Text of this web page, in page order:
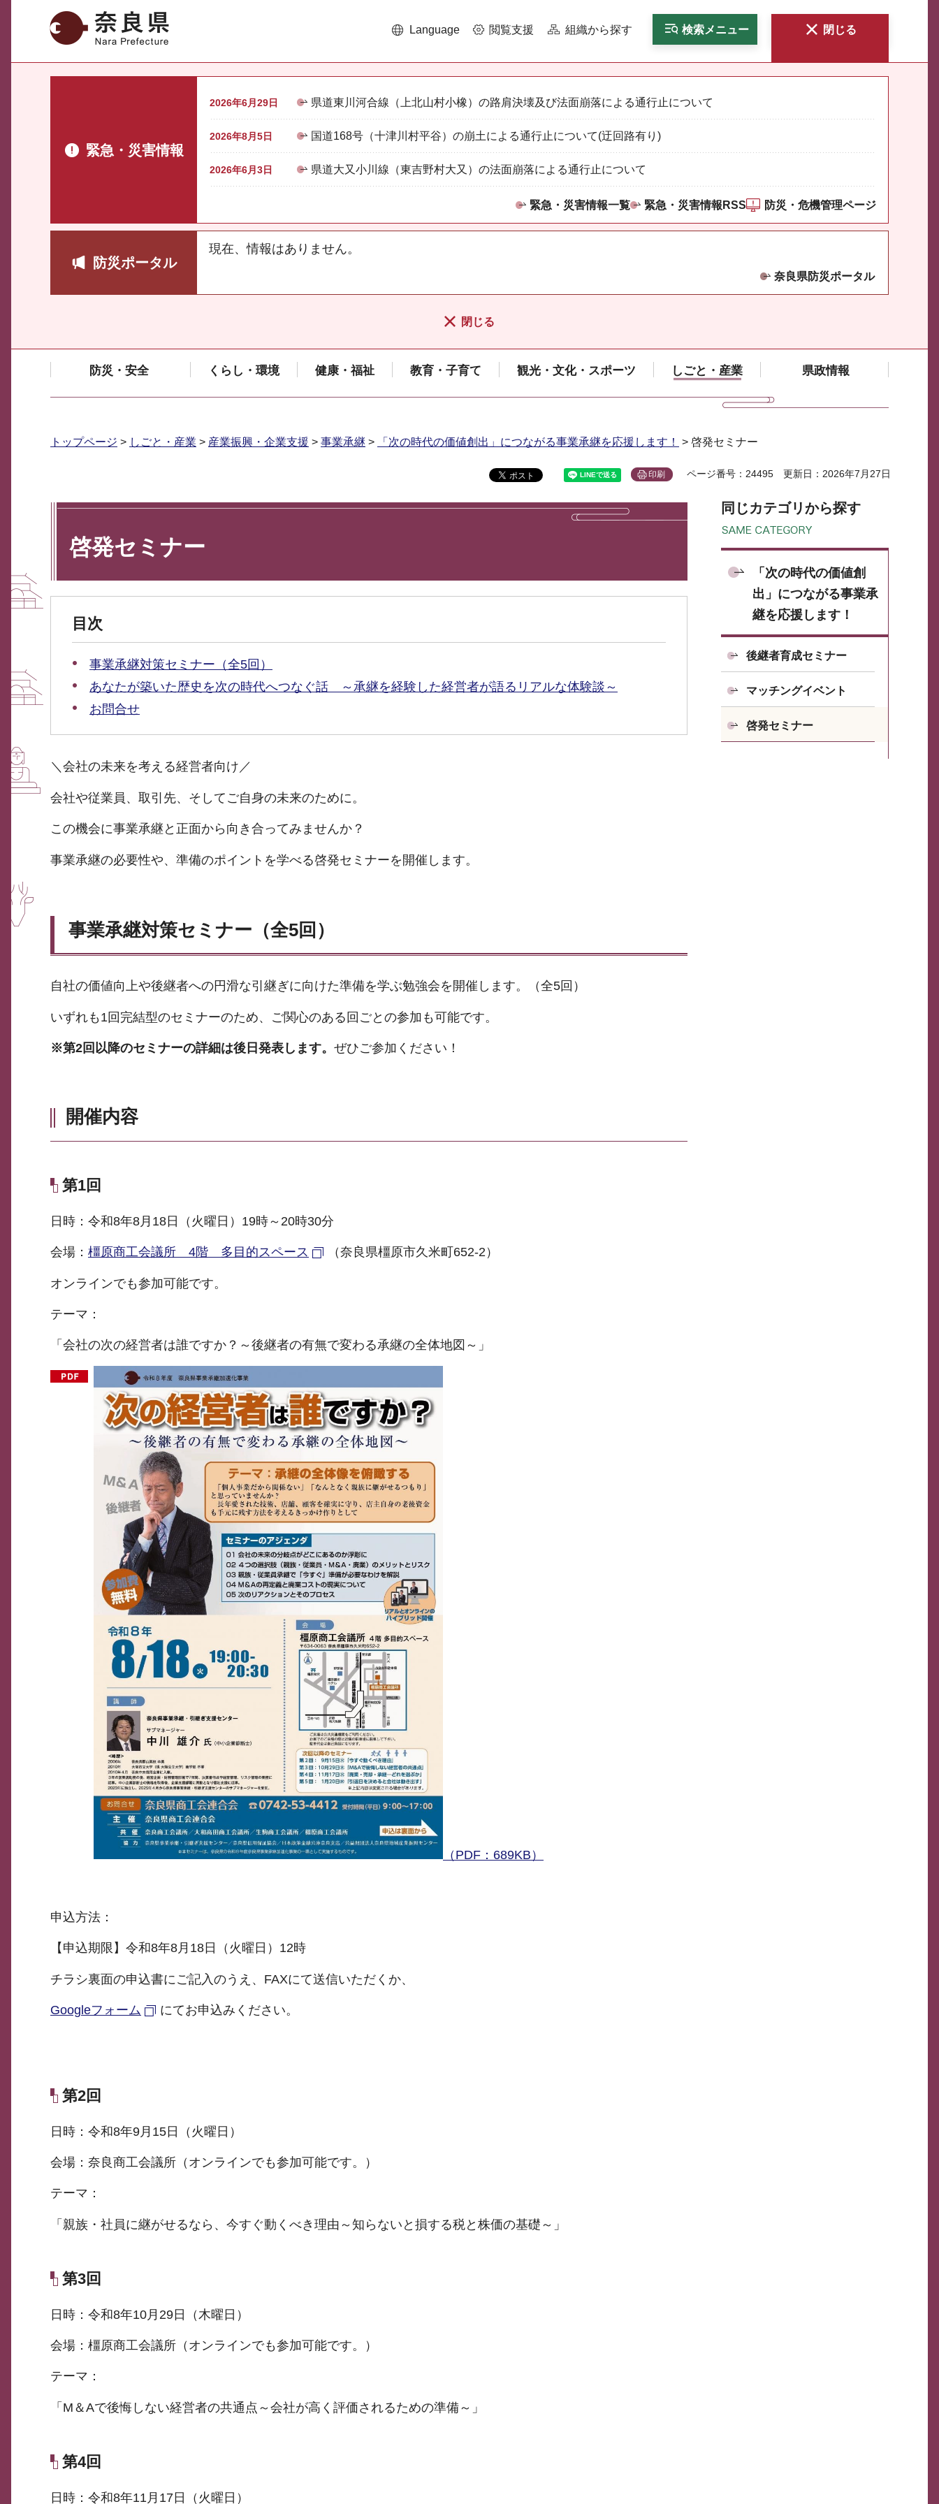
奈良県 Language 閲覧支援 組織から探す 検索メニュー 閉じる
緊急・災害情報
2026年6月29日 県道東川河合線（上北山村小橡）の路肩決壊及び法面崩落による通行止について
2026年8月5日 国道168号（十津川村平谷）の崩土による通行止について(迂回路有り)
2026年6月3日 県道大又小川線（東吉野村大又）の法面崩落による通行止について
緊急・災害情報一覧 緊急・災害情報RSS 防災・危機管理ページ
防災ポータル
現在、情報はありません。
奈良県防災ポータル
閉じる
防災・安全 くらし・環境 健康・福祉 教育・子育て 観光・文化・スポーツ しごと・産業 県政情報
トップページ > しごと・産業 > 産業振興・企業支援 > 事業承継 > 「次の時代の価値創出」につながる事業承継を応援します！ > 啓発セミナー
印刷 ページ番号：24495 更新日：2026年7月27日
啓発セミナー
目次
事業承継対策セミナー（全5回）
あなたが築いた歴史を次の時代へつなぐ話 ～承継を経験した経営者が語るリアルな体験談～
お問合せ
＼会社の未来を考える経営者向け／
会社や従業員、取引先、そしてご自身の未来のために。
この機会に事業承継と正面から向き合ってみませんか？
事業承継の必要性や、準備のポイントを学べる啓発セミナーを開催します。
事業承継対策セミナー（全5回）
自社の価値向上や後継者への円滑な引継ぎに向けた準備を学ぶ勉強会を開催します。（全5回）
いずれも1回完結型のセミナーのため、ご関心のある回ごとの参加も可能です。
※第2回以降のセミナーの詳細は後日発表します。 ぜひご参加ください！
開催内容
第1回
日時：令和8年8月18日（火曜日）19時～20時30分
会場： 橿原商工会議所 4階 多目的スペース （奈良県橿原市久米町652-2）
オンラインでも参加可能です。
テーマ：
「会社の次の経営者は誰ですか？～後継者の有無で変わる承継の全体地図～」
（PDF：689KB）
申込方法：
【申込期限】令和8年8月18日（火曜日）12時
チラシ裏面の申込書にご記入のうえ、FAXにて送信いただくか、
Googleフォーム にてお申込みください。
第2回
日時：令和8年9月15日（火曜日）
会場：奈良商工会議所（オンラインでも参加可能です。）
テーマ：
「親族・社員に継がせるなら、今すぐ動くべき理由～知らないと損する税と株価の基礎～」
第3回
日時：令和8年10月29日（木曜日）
会場：橿原商工会議所（オンラインでも参加可能です。）
テーマ：
「M＆Aで後悔しない経営者の共通点～会社が高く評価されるための準備～」
第4回
日時：令和8年11月17日（火曜日）
同じカテゴリから探す
「次の時代の価値創
出」につながる事業承
継を応援します！
後継者育成セミナー
マッチングイベント
啓発セミナー